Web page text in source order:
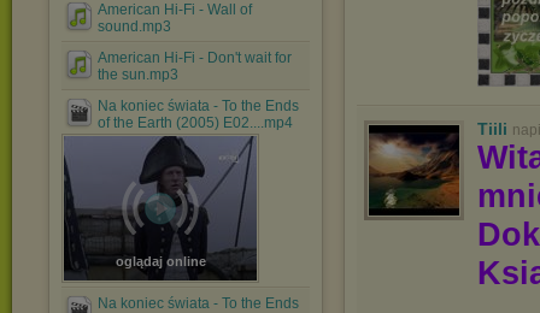
American Hi-Fi - Wall of
sound.mp3
American Hi-Fi - Don't wait for
the sun.mp3
Na koniec świata - To the Ends
of the Earth (2005) E02....mp4
oglądaj online
Na koniec świata - To the Ends
Tiili